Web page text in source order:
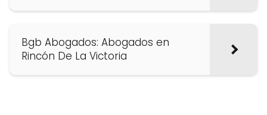
Bgb Abogados: Abogados en
Rincón De La Victoria